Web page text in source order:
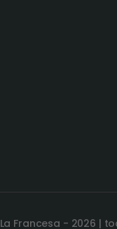
La Francesa - 2026 |